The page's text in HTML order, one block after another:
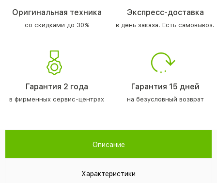
Оригинальная техника
со скидками до 30%
Экспресс-доставка
в день заказа. Есть самовывоз.
Гарантия 2 года
в фирменных сервис-центрах
Гарантия 15 дней
на безусловный возврат
Описание
Характеристики